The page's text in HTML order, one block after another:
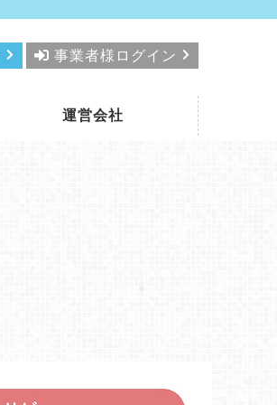
事業者様ログイン
運営会社